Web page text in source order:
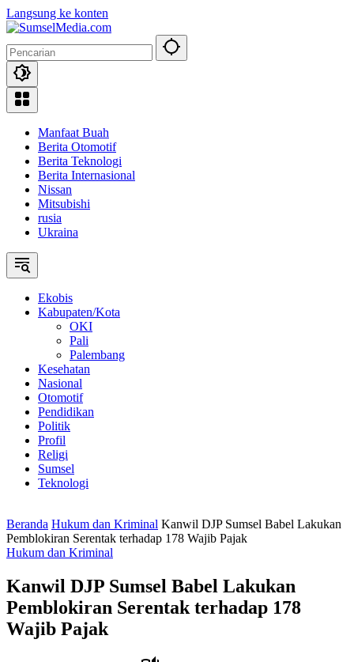
Langsung ke konten
Manfaat Buah
Berita Otomotif
Berita Teknologi
Berita Internasional
Nissan
Mitsubishi
rusia
Ukraina
Ekobis
Kabupaten/Kota
OKI
Pali
Palembang
Kesehatan
Nasional
Otomotif
Pendidikan
Politik
Profil
Religi
Sumsel
Teknologi
Beranda Hukum dan Kriminal Kanwil DJP Sumsel Babel Lakukan
Pemblokiran Serentak terhadap 178 Wajib Pajak
Hukum dan Kriminal
Kanwil DJP Sumsel Babel Lakukan
Pemblokiran Serentak terhadap 178
Wajib Pajak